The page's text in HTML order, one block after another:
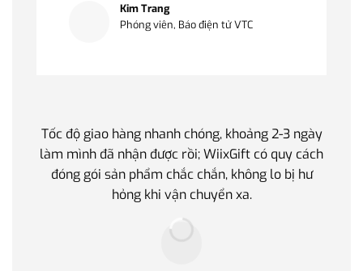
Kim Trang
Phóng viên, Báo điện tử VTC
Tốc độ giao hàng nhanh chóng, khoảng 2-3 ngày
làm mình đã nhận được rồi; WiixGift có quy cách
đóng gói sản phẩm chắc chắn, không lo bị hư
hỏng khi vận chuyển xa.